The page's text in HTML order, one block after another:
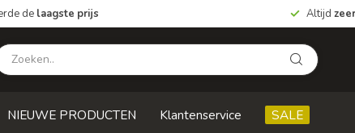
de laagste prijs Altijd
NIEUWE PRODUCTEN Klantenservice SALE